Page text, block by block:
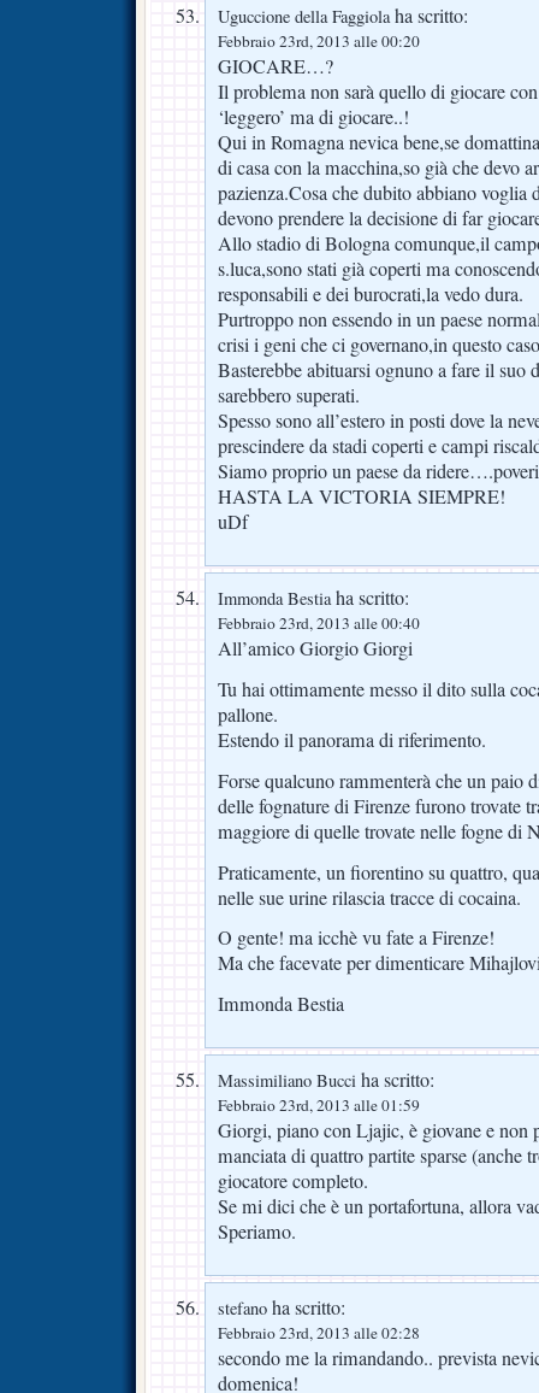
Uguccione della Faggiolaha scritto:
Febbraio 23rd, 2013 alle 00:20
GIOCARE…?
Il problema non sarà quello di giocare con
‘leggero’ ma di giocare..!
Qui in Romagna nevica bene,se
di casa con la macchina,so già che devo
pazienza.Cosa che dubito abbiano voglia
devono prendere la decisione di far
Allo stadio di Bologna comunque,il
s.luca,sono stati già coperti ma
responsabili e dei burocrati,la vedo dura.
Purtroppo non essendo in un paese
crisi i geni che ci governano,in questo
Basterebbe abituarsi ognuno a fare il suo
sarebbero superati.
Spesso sono all’estero in posti dove la
prescindere da stadi coperti e campi
Siamo proprio un paese da
HASTA LA VICTORIA SIEMPRE!
uDf
Immonda Bestiaha scritto:
Febbraio 23rd, 2013 alle 00:40
All’amico Giorgio Giorgi
Tu hai ottimamente messo il dito sulla
pallone.
Estendo il panorama di riferimento.
Forse qualcuno rammenterà che un paio
delle fognature di Firenze furono trovate
maggiore di quelle trovate nelle fogne di
Praticamente, un fiorentino su quattro,
nelle sue urine rilascia tracce di cocaina.
O gente! ma icchè vu fate a Firenze!
Ma che facevate per dimenticare
Immonda Bestia
Massimiliano Bucci ha scritto:
Febbraio 23rd, 2013 alle 01:59
Giorgi, piano con Ljajic, è giovane e non
manciata di quattro partite sparse (anche
giocatore completo.
Se mi dici che è un portafortuna, allora
Speriamo.
stefano ha scritto:
Febbraio 23rd, 2013 alle 02:28
secondo me la rimandando.. prevista
domenica!